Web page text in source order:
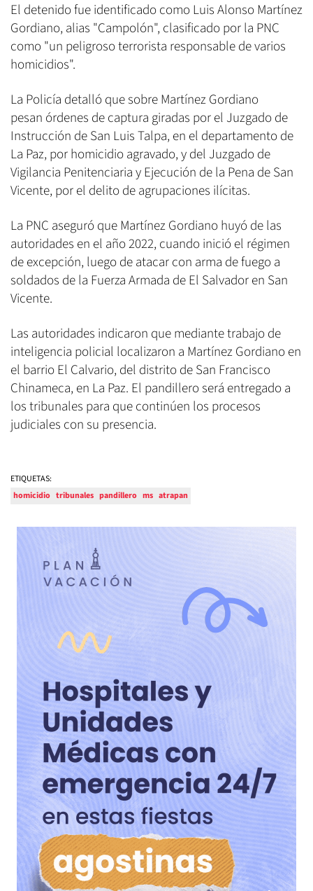
El detenido fue identificado como Luis Alonso Martínez
Gordiano, alias "Campolón", clasificado por la PNC
como "un peligroso terrorista responsable de varios
homicidios".
La Policía detalló que sobre Martínez Gordiano
pesan órdenes de captura giradas por el Juzgado de
Instrucción de San Luis Talpa, en el departamento de
La Paz, por homicidio agravado, y del Juzgado de
Vigilancia Penitenciaria y Ejecución de la Pena de San
Vicente, por el delito de agrupaciones ilícitas.
La PNC aseguró que Martínez Gordiano huyó de las
autoridades en el año 2022, cuando inició el régimen
de excepción, luego de atacar con arma de fuego a
soldados de la Fuerza Armada de El Salvador en San
Vicente.
Las autoridades indicaron que mediante trabajo de
inteligencia policial localizaron a Martínez Gordiano en
el barrio El Calvario, del distrito de San Francisco
Chinameca, en La Paz. El pandillero será entregado a
los tribunales para que continúen los procesos
judiciales con su presencia.
ETIQUETAS:
homicidio tribunales pandillero ms atrapan